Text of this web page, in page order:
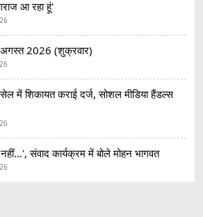
आ रहा हूं'
2026 (शुक्रवार)
में शिकायत कराई दर्ज, सोशल मीडिया हैंडल्स
संवाद कार्यक्रम में बोले मोहन भागवत